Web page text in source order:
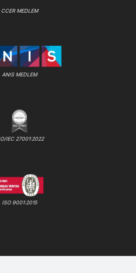
CCER MEDLEM
ANIS MEDLEM
IEC 27001:2022
ISO 9001:2015